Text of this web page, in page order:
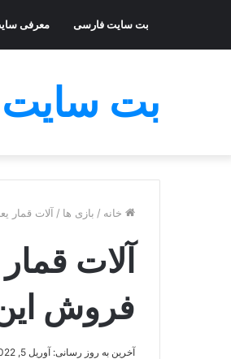
بت سایت فارسی معرفی
بت
خانه / بازی ها / آلات قمار
آلات
فروش
آخرین به روز رسانی: آوریل 5, 2022